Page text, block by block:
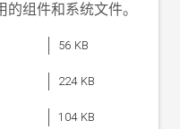
200 m/min
°C
组件和系统文件。
56 KB
224 KB
104 KB